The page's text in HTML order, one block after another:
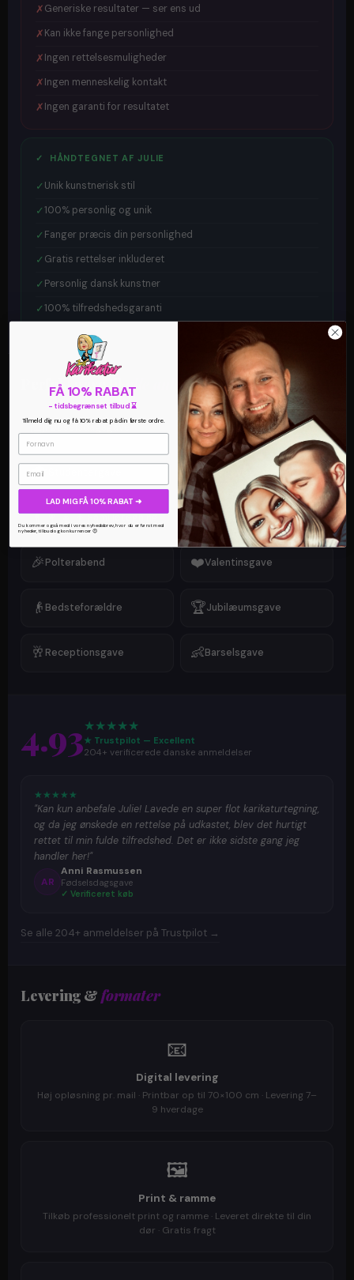
✗Generiske resultater — ser ens ud
✗Kan ikke fange personlighed
✗Ingen rettelsesmuligheder
✗Ingen menneskelig kontakt
✗Ingen garanti for resultatet
✓ HÅNDTEGNET AF JULIE
✓ Unik kunstnerisk stil
✓100% personlig og unik
✓ Fanger præcis din personlighed
✓ Gratis rettelser inkluderet
✓ Personlig dansk kunstner
✓100% tilfredshedsgaranti
Perfekt gave tilalle anledninger
🎂Fødselsdagsgave 💍Bryllupsgave
🎓 🎄 Julegave
👨‍👩‍👧‍👦Familietegning 💐Mors dags gave
🎉Polterabend ❤️Valentinsgave
👴 Bedsteforældre 🏆Jubilæumsgave
🥂 Receptionsgave 👶Barselsgave
4.93★★★★★
★ Trustpilot — Excellent
204+ verificerede danske anmeldelser
★ ★ ★ ★ ★
"Kan kun anbefale Julie! Lavede en super flot karikaturtegning,
og da jeg ønskede en rettelse på udkastet, blev det hurtigt
rettet til min fulde tilfredshed. Det er ikke sidste gang jeg
handler her!"
AR
Anni Rasmussen
Fødselsdagsgave
✓ Verificeret køb
Se alle 204+ anmeldelser på Trustpilot →
Levering &formater
📧
Digital levering
Høj opløsning pr. mail · Printbar op til 70×100 cm · Levering 7–
9 hverdage
🖼️
Print & ramme
Tilkøb professionelt print og ramme · Leveret direkte til din
dør · Gratis fragt
FÅ 10% RABAT
- tidsbegrænset tilbud ⌛
Tilmeld dig nu og få 10% rabat på din første ordre.
LAD MIG FÅ 10% RABAT ➜
Du kommer også med i vores nyhedsbrev, hvor du er først med
nyheder, tilbud og konkurrencer 😍